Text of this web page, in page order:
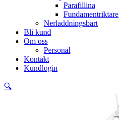
Parafillina
Fundamentriktare
Nerladdningsbart
Bli kund
Om oss
Personal
Kontakt
Kundlogin
🔍